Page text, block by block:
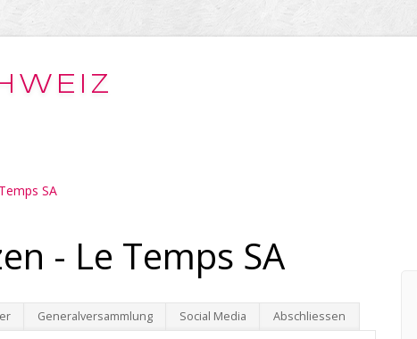
SA
- Le Temps SA
Generalversammlung Social Media Abschliessen